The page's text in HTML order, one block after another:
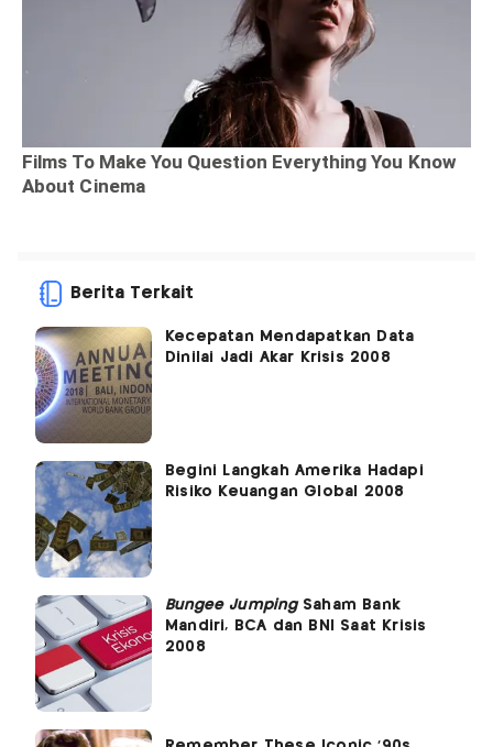
Berita Terkait
Kecepatan Mendapatkan Data
Dinilai Jadi Akar Krisis 2008
Begini Langkah Amerika Hadapi
Risiko Keuangan Global 2008
Bungee JumpingSaham Bank
Mandiri, BCA dan BNI Saat Krisis
2008